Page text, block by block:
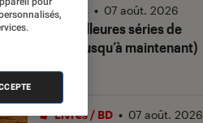
Les meilleures séries de
2026 (jusqu’à maintenant)
Séries • 07 août. 2026
Livres / BD • 07 août. 2026